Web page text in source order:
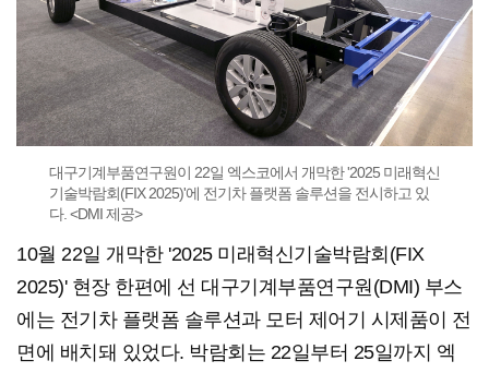
대구기계부품연구원이 22일 엑스코에서 개막한 '2025 미래혁신
기술박람회(FIX 2025)'에 전기차 플랫폼 솔루션을 전시하고 있
다. <DMI 제공>
10월 22일 개막한 '2025 미래혁신기술박람회(FIX
2025)' 현장 한편에 선 대구기계부품연구원(DMI) 부스
에는 전기차 플랫폼 솔루션과 모터 제어기 시제품이 전
면에 배치돼 있었다. 박람회는 22일부터 25일까지 엑